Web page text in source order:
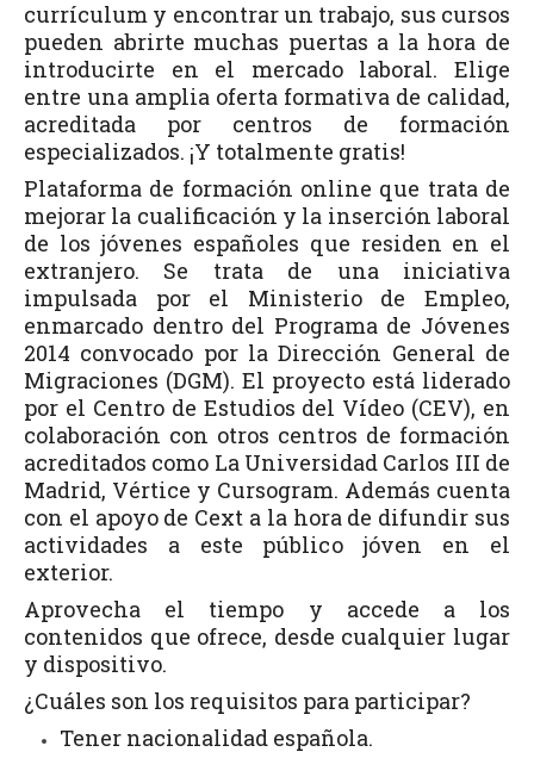
currículum y encontrar un trabajo, sus cursos
pueden abrirte muchas puertas a la hora de
introducirte en el mercado laboral. Elige
entre una amplia oferta formativa de calidad,
acreditada por centros de formación
especializados. ¡Y totalmente gratis!
Plataforma de formación online que trata de
mejorar la cualificación y la inserción laboral
de los jóvenes españoles que residen en el
extranjero. Se trata de una iniciativa
impulsada por el Ministerio de Empleo,
enmarcado dentro del Programa de Jóvenes
2014 convocado por la Dirección General de
Migraciones (DGM). El proyecto está liderado
por el Centro de Estudios del Vídeo (CEV), en
colaboración con otros centros de formación
acreditados como La Universidad Carlos III de
Madrid, Vértice y Cursogram. Además cuenta
con el apoyo de Cext a la hora de difundir sus
actividades a este público jóven en el
exterior.
Aprovecha el tiempo y accede a los
contenidos que ofrece, desde cualquier lugar
y dispositivo.
¿Cuáles son los requisitos para participar?
Tener nacionalidad española.